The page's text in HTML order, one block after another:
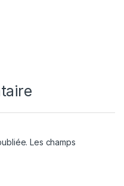
Les champs